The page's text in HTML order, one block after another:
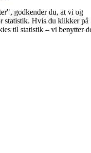
godkender du, at vi og
statistik. Hvis du klikker på
til statistik – vi benytter